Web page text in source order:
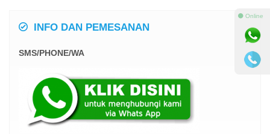
INFO DAN PEMESANAN
SMS/PHONE/WA
⚫ Online